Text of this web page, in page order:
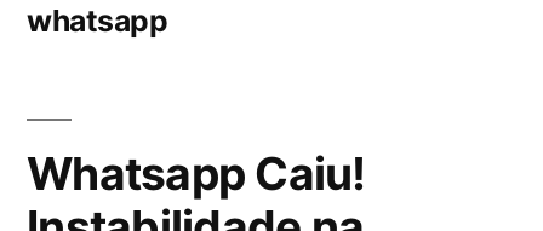
whatsapp
Whatsapp Caiu!